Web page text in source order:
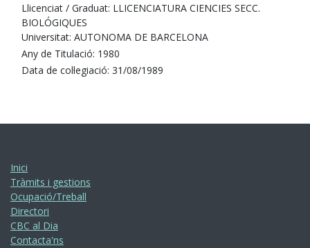
Llicenciat / Graduat: LLICENCIATURA CIENCIES SECC.
BIOLÓGIQUES
Universitat: AUTONOMA DE BARCELONA
Any de Titulació: 1980
Data de col·legiació: 31/08/1989
Inici
Tràmits i gestions
Ocupació/Treball
Directori
CBC al Dia
Contacta'ns